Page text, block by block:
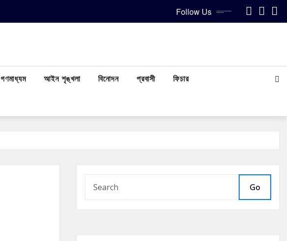
Follow Us
গণমাধ্যম আইন শৃঙ্খলা বিনোদন প্রবাসী ফিচার
Go